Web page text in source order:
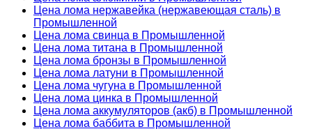
Цена лома нержавейка (нержавеющая сталь) в
Промышленной
Цена лома свинца в Промышленной
Цена лома титана в Промышленной
Цена лома бронзы в Промышленной
Цена лома латуни в Промышленной
Цена лома чугуна в Промышленной
Цена лома цинка в Промышленной
Цена лома аккумуляторов (акб) в Промышленной
Цена лома баббита в Промышленной